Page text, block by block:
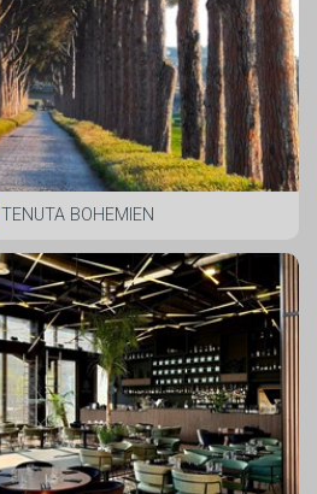
TENUTA BOHEMIEN